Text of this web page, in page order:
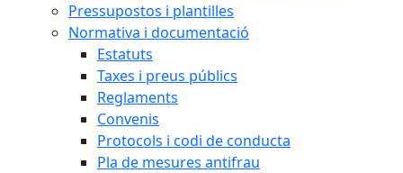
Pressupostos i plantilles
Normativa i documentació
Estatuts
Taxes i preus públics
Reglaments
Convenis
Protocols i codi de conducta
Pla de mesures antifrau